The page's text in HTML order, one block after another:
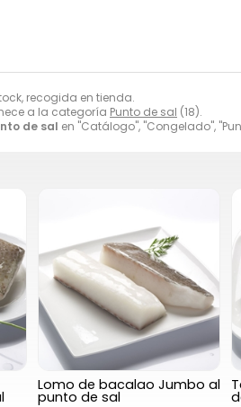
recogida en tienda.
a la categoría Punto de sal (18).
de sal en "Catálogo", "Congelado",
Lomo de bacalao Jumbo al
punto de sal